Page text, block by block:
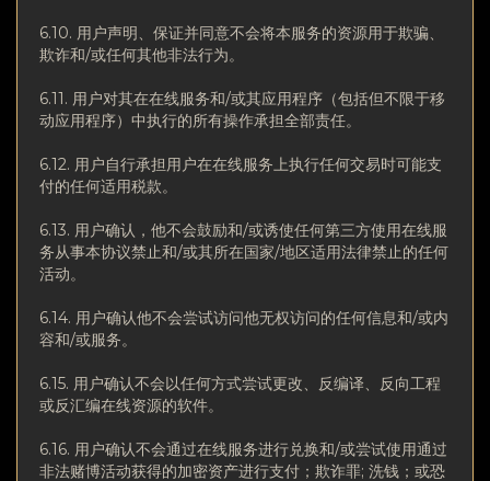
6.10. 用户声明、保证并同意不会将本服务的资源用于欺骗、
欺诈和/或任何其他非法行为。
6.11. 用户对其在在线服务和/或其应用程序（包括但不限于移
动应用程序）中执行的所有操作承担全部责任。
6.12. 用户自行承担用户在在线服务上执行任何交易时可能支
付的任何适用税款。
6.13. 用户确认，他不会鼓励和/或诱使任何第三方使用在线服
务从事本协议禁止和/或其所在国家/地区适用法律禁止的任何
活动。
6.14. 用户确认他不会尝试访问他无权访问的任何信息和/或内
容和/或服务。
6.15. 用户确认不会以任何方式尝试更改、反编译、反向工程
或反汇编在线资源的软件。
6.16. 用户确认不会通过在线服务进行兑换和/或尝试使用通过
非法赌博活动获得的加密资产进行支付；欺诈罪; 洗钱；或恐